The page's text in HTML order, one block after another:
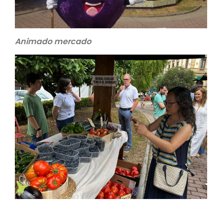
Animado mercado